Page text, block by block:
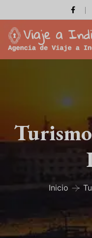
Inicio